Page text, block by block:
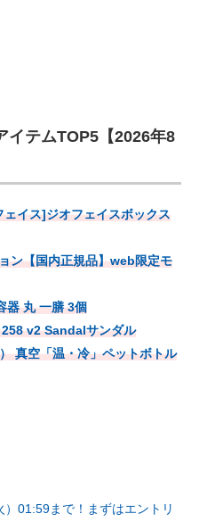
イテムTOP5【2026年8
イス]ジオフェイスボックス
ン【国内正規品】web限定モ
器 丸 一膳 3個
v2 Sandalサンダル
真空「温・冷」ペットボトル
01:59まで！まずはエントリ